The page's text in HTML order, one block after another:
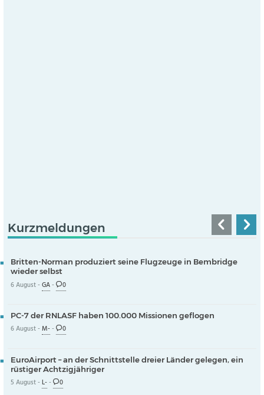
Kurzmeldungen
Britten-Norman produziert seine Flugzeuge in Bembridge
wieder selbst
6 August -GA- 0
PC-7 der RNLASF haben 100.000 Missionen geflogen
6 August -M-- 0
EuroAirport – an der Schnittstelle dreier Länder gelegen, ein
rüstiger Achtzigjähriger
5 August -L-- 0